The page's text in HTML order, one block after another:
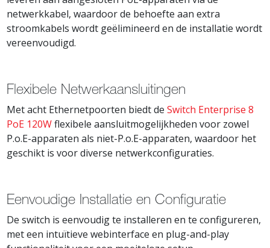
netwerkkabel, waardoor de behoefte aan extra
stroomkabels wordt geëlimineerd en de installatie wordt
vereenvoudigd.
Flexibele Netwerkaansluitingen
Met acht Ethernetpoorten biedt deSwitch Enterprise 8
PoE 120Wflexibele aansluitmogelijkheden voor zowel
P.o.E-apparaten als niet-P.o.E-apparaten, waardoor het
geschikt is voor diverse netwerkconfiguraties.
Eenvoudige Installatie en Configuratie
De switch is eenvoudig te installeren en te configureren,
met een intuïtieve webinterface en plug-and-play